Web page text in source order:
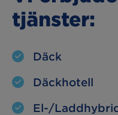
tjänster:
Däck
Däckhotell
El-/